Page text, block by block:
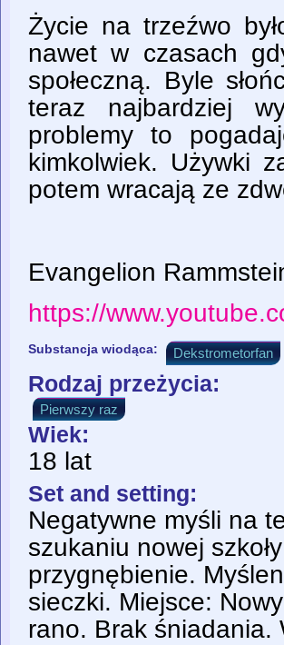
Życie na trzeźwo
nawet w czasach
społeczną. Byle
teraz najbardziej
problemy to
kimkolwiek. Używki
potem wracają ze
Evangelion
https://
Substancja wiodąca: Dekstrometorfan
Rodzaj przeżycia:
Pierwszy raz
Wiek:
18 lat
Set and setting:
Negatywne myśli na
szukaniu nowej
przygnębienie.
sieczki. Miejsce:
rano. Brak śniadania.